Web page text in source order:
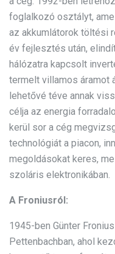
foglalkozó osztályt,
az akkumlátorok töltési
év fejlesztés után,
hálózatra kapcsolt
termelt villamos áramot
lehetővé téve annak
célja az energia
kerül sor a cég
technológiát a piacon,
megoldásokat keres,
szoláris elektronikában.
A Froniusról:
1945-ben Günter
Pettenbachban, ahol